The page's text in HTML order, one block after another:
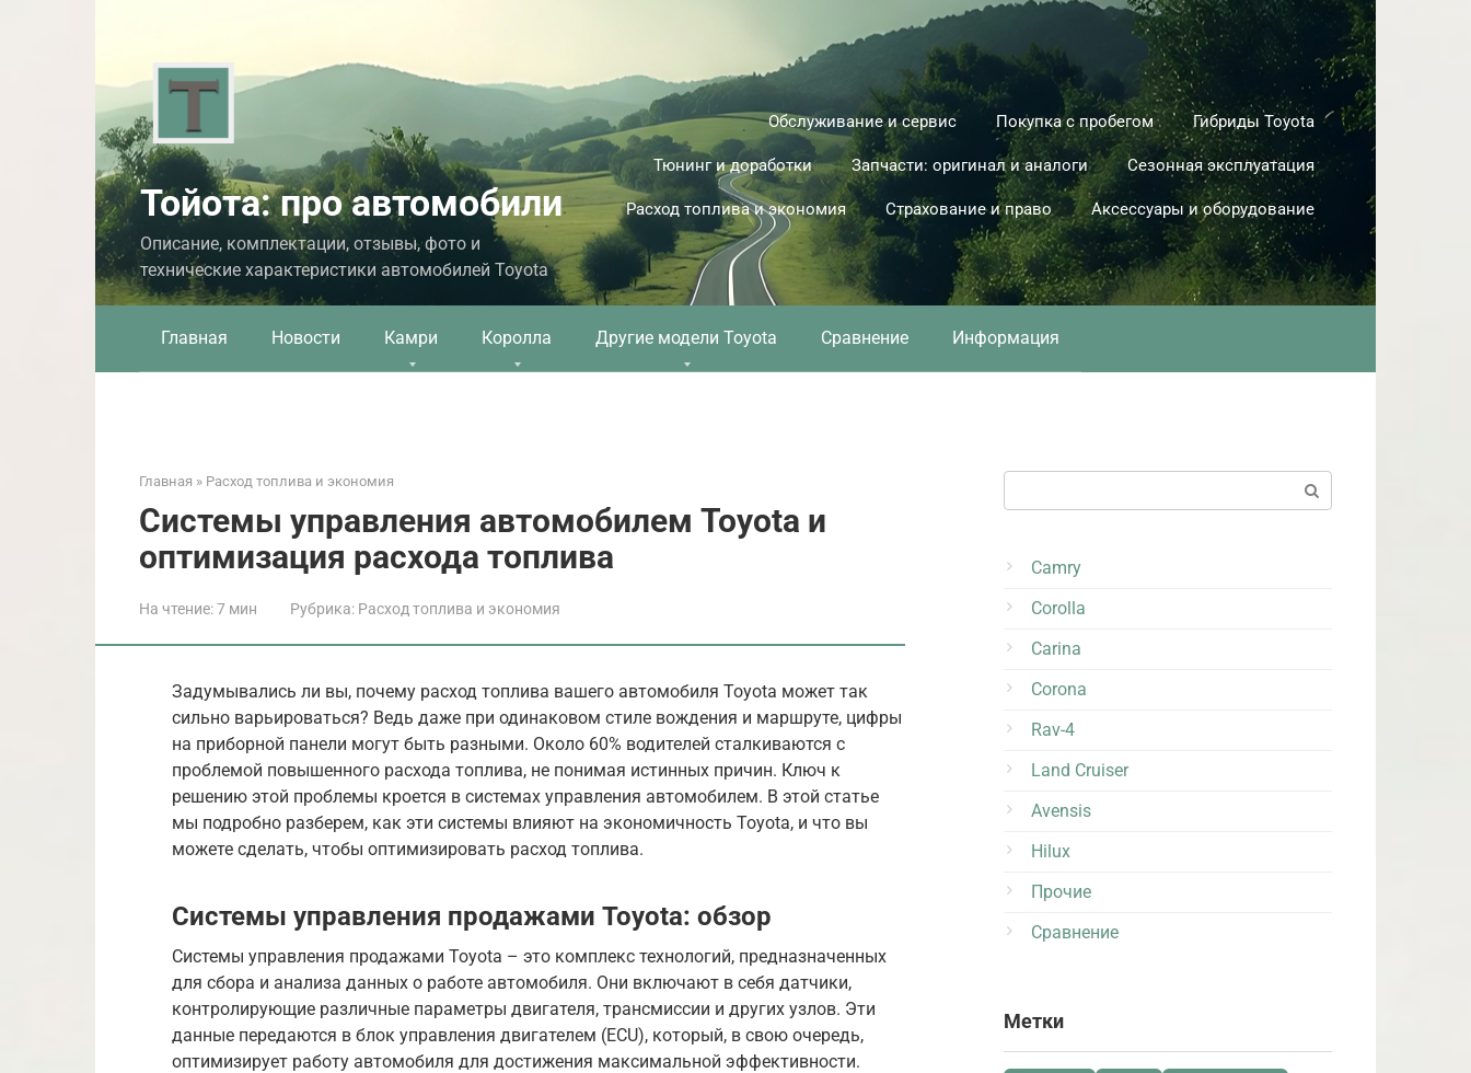
Тойота: про автомобили
Описание, комплектации, отзывы, фото и
технические характеристики автомобилей Toyota
Обслуживание и сервис Покупка с пробегом Гибриды Toyota
Тюнинг и доработки Запчасти: оригинал и аналоги Сезонная эксплуатация
Расход топлива и экономия Страхование и право Аксессуары и оборудование
Главная Новости Камри Королла Другие модели Toyota Сравнение Информация
Главная » Расход топлива и экономия
Системы управления автомобилем Toyota и
оптимизация расхода топлива
На чтение:7 мин Рубрика: Расход топлива и экономия
Задумывались ли вы, почему расход топлива вашего автомобиля Toyota может так
сильно варьироваться? Ведь даже при одинаковом стиле вождения и маршруте, цифры
на приборной панели могут быть разными. Около 60% водителей сталкиваются с
проблемой повышенного расхода топлива, не понимая истинных причин. Ключ к
решению этой проблемы кроется в системах управления автомобилем. В этой статье
мы подробно разберем, как эти системы влияют на экономичность Toyota, и что вы
можете сделать, чтобы оптимизировать расход топлива.
Системы управления продажами Toyota: обзор
Системы управления продажами Toyota – это комплекс технологий, предназначенных
для сбора и анализа данных о работе автомобиля. Они включают в себя датчики,
контролирующие различные параметры двигателя, трансмиссии и других узлов. Эти
данные передаются в блок управления двигателем (ECU), который, в свою очередь,
оптимизирует работу автомобиля для достижения максимальной эффективности.
Camry
Corolla
Carina
Corona
Rav-4
Land Cruiser
Avensis
Hilux
Прочие
Сравнение
Метки